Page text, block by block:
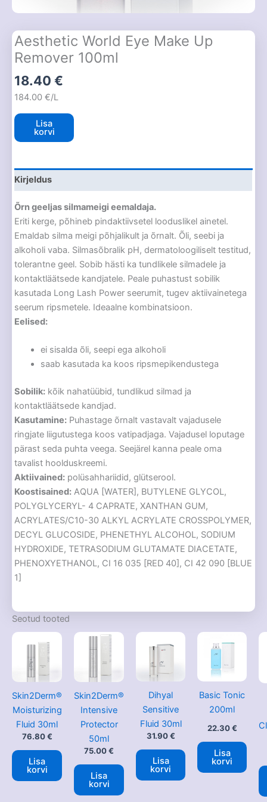
Aesthetic World Eye Make Up
Remover 100ml
18.40€
184.00 €/L
Lisa
korvi
Kirjeldus
Õrn geeljas silmameigi eemaldaja.
Eriti kerge, põhineb pindaktiivsetel looduslikel ainetel.
Emaldab silma meigi põhjalikult ja õrnalt. Õli, seebi ja
alkoholi vaba. Silmasõbralik pH, dermatoloogiliselt testitud,
tolerantne geel. Sobib hästi ka tundlikele silmadele ja
kontaktläätsede kandjatele. Peale puhastust sobilik
kasutada Long Lash Power seerumit, tugev aktiivainetega
seerum ripsmetele. Ideaalne kombinatsioon.
Eelised:
ei sisalda õli, seepi ega alkoholi
saab kasutada ka koos ripsmepikendustega
Sobilik: kõik nahatüübid, tundlikud silmad ja
kontaktläätsede kandjad.
Kasutamine: Puhastage õrnalt vastavalt vajadusele
ringjate liigutustega koos vatipadjaga. Vajadusel loputage
pärast seda puhta veega. Seejärel kanna peale oma
tavalist hoolduskreemi.
Aktiivained: polüsahhariidid, glütserool.
Koostisained: AQUA [WATER], BUTYLENE GLYCOL,
POLYGLYCERYL- 4 CAPRATE, XANTHAN GUM,
ACRYLATES/C10-30 ALKYL ACRYLATE CROSSPOLYMER,
DECYL GLUCOSIDE, PHENETHYL ALCOHOL, SODIUM
HYDROXIDE, TETRASODIUM GLUTAMATE DIACETATE,
PHENOXYETHANOL, CI 16 035 [RED 40], CI 42 090 [BLUE
1]
Seotud tooted
Skin2Derm®
Moisturizing
Fluid 30ml
76.80€
Lisa
korvi
Skin2Derm®
Intensive
Protector
50ml
75.00€
Lisa
korvi
Dihyal
Sensitive
Fluid 30ml
31.90€
Lisa
korvi
Basic Tonic
200ml
22.30€
Lisa
korvi